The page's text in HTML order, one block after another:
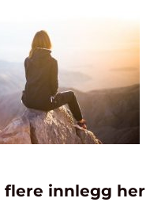
flere innlegg her